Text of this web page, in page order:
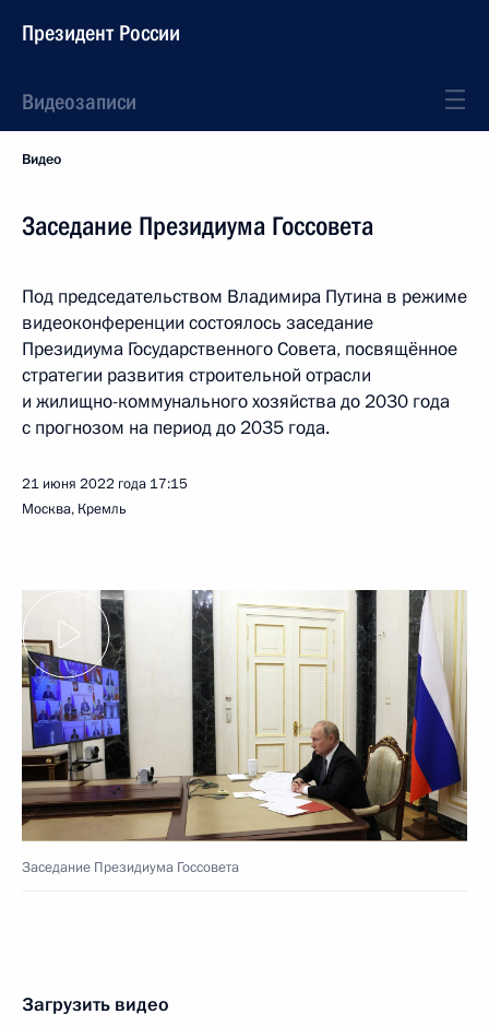
Президент России
Видеозаписи
Видео
Заседание Президиума Госсовета
Под председательством Владимира Путина в режиме
видеоконференции состоялось заседание
Президиума Государственного Совета, посвящённое
стратегии развития строительной отрасли
и жилищно-коммунального хозяйства до 2030 года
с прогнозом на период до 2035 года.
21 июня 2022 года 17:15
Москва, Кремль
Заседание Президиума Госсовета
Загрузить видео